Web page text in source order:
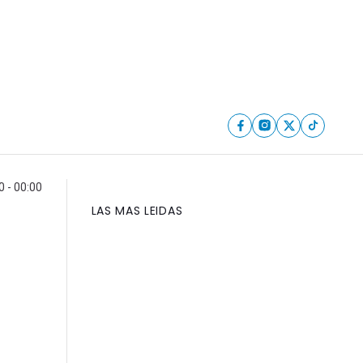
- 00:00
LAS MAS LEIDAS